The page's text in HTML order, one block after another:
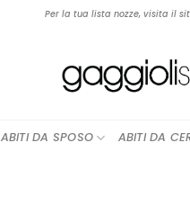
Per la tua lista nozze, visita il sito
ABITI DA SPOSO ABITI DA